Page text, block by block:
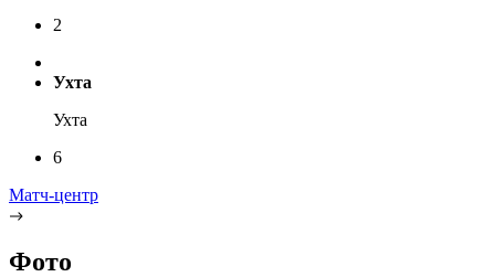
2
Ухта
Ухта
6
Матч-центр
Фото